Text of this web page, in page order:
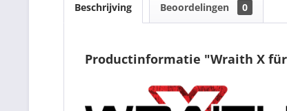
Beschrijving Beoordelingen 0
Productinformatie "Wraith X